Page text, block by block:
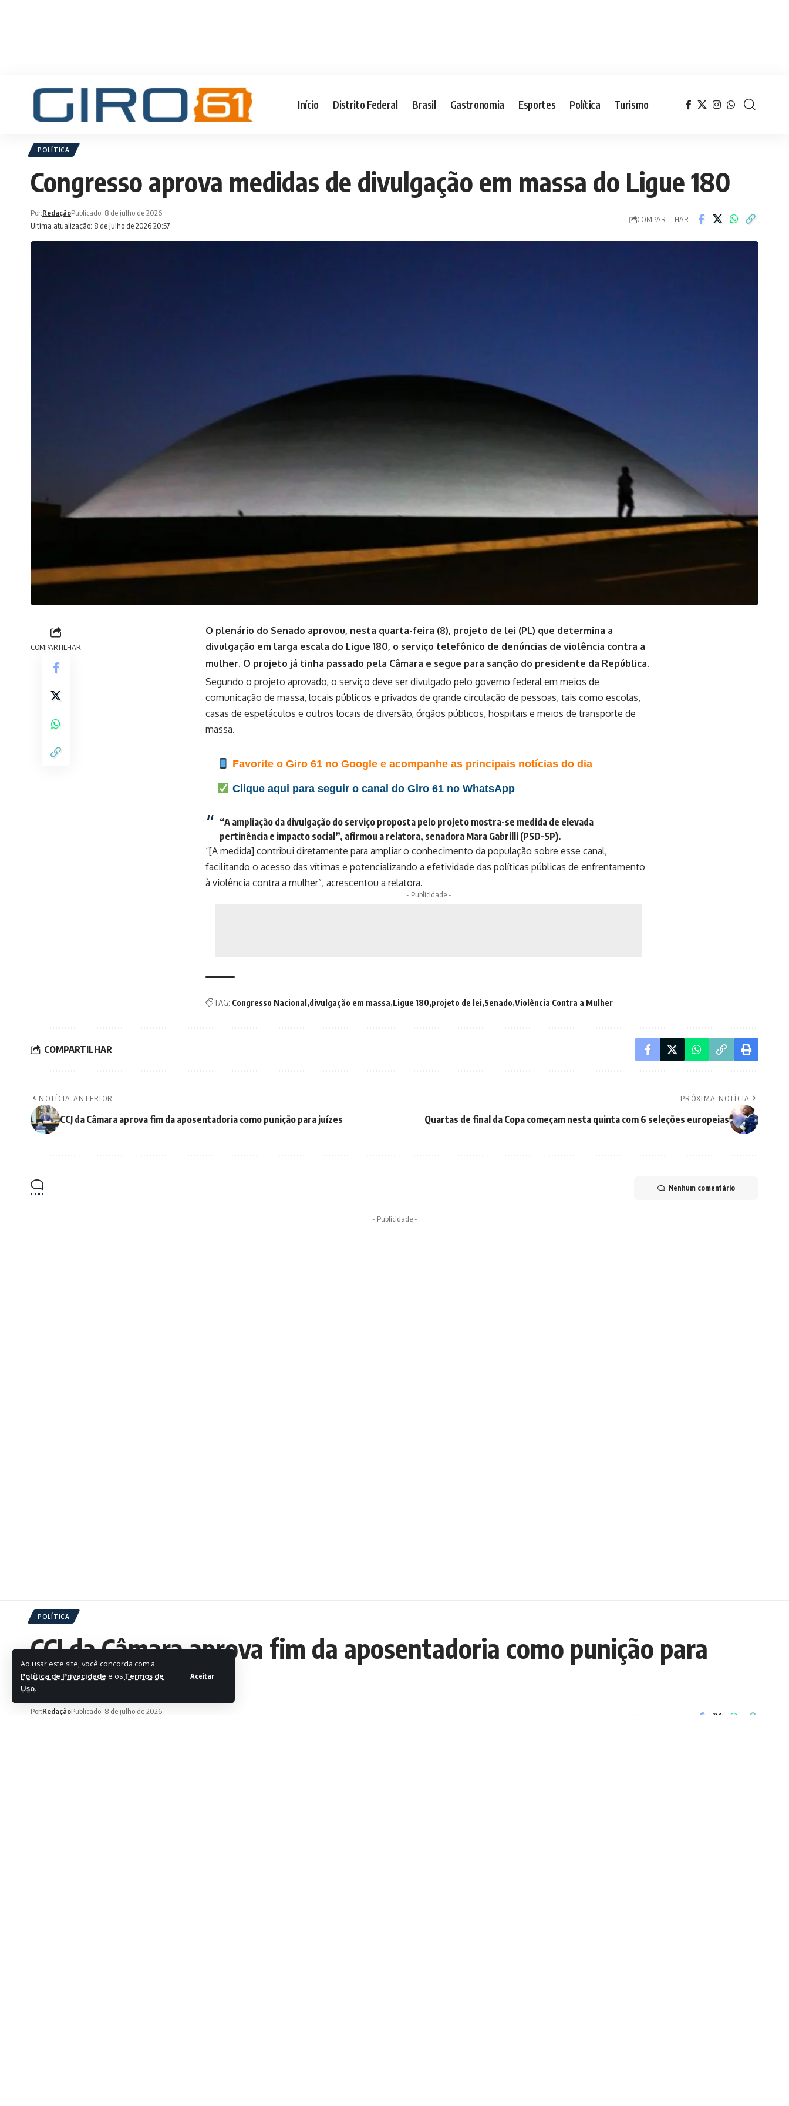
Ao usar este site, você concorda com a
Política de Privacidade e os Termos de
Uso.
Aceitar
Início Distrito Federal Brasil Gastronomia Esportes Política Turismo
POLÍTICA
Congresso aprova medidas de divulgação em massa do Ligue 180
Ultima atualização: 8 de julho de 2026 20:57
Por:RedaçãoPublicado: 8 de julho de 2026
COMPARTILHAR
COMPARTILHAR
O plenário do Senado aprovou, nesta quarta-feira (8), projeto de lei (PL) que determina a
divulgação em larga escala do Ligue 180, o serviço telefônico de denúncias de violência contra a
mulher. O projeto já tinha passado pela Câmara e segue para sanção do presidente da República.
Segundo o projeto aprovado, o serviço deve ser divulgado pelo governo federal em meios de
comunicação de massa, locais públicos e privados de grande circulação de pessoas, tais como escolas,
casas de espetáculos e outros locais de diversão, órgãos públicos, hospitais e meios de transporte de
massa.
Favorite o Giro 61 no Google e acompanhe as principais notícias do dia
Clique aqui para seguir o canal do Giro 61 no WhatsApp
“A ampliação da divulgação do serviço proposta pelo projeto mostra-se medida de elevada
pertinência e impacto social”, afirmou a relatora, senadora Mara Gabrilli (PSD-SP).
“[A medida] contribui diretamente para ampliar o conhecimento da população sobre esse canal,
facilitando o acesso das vítimas e potencializando a efetividade das políticas públicas de enfrentamento
à violência contra a mulher”, acrescentou a relatora.
- Publicidade -
TAG: Congresso Nacional divulgação em massa Ligue 180 projeto de lei Senado Violência Contra a Mulher
COMPARTILHAR
NOTÍCIA ANTERIOR
CCJ da Câmara aprova fim da aposentadoria como punição para juízes
PRÓXIMA NOTÍCIA
Quartas de final da Copa começam nesta quinta com 6 seleções europeias
Nenhum comentário
- Publicidade -
POLÍTICA
CCJ da Câmara aprova fim da aposentadoria como punição para
juízes
Por:RedaçãoPublicado: 8 de julho de 2026